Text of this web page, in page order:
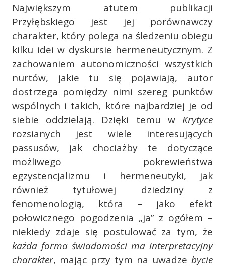
Największym atutem publikacji
Przyłębskiego jest jej porównawczy
charakter, który polega na śledzeniu obiegu
kilku idei w dyskursie hermeneutycznym. Z
zachowaniem autonomiczności wszystkich
nurtów, jakie tu się pojawiają, autor
dostrzega pomiędzy nimi szereg punktów
wspólnych i takich, które najbardziej je od
siebie oddzielają. Dzięki temu w Krytyce
rozsianych jest wiele interesujących
passusów, jak chociażby te dotyczące
możliwego pokrewieństwa
egzystencjalizmu i hermeneutyki, jak
również tytułowej dziedziny z
fenomenologią, która – jako efekt
połowicznego pogodzenia „ja” z ogółem –
niekiedy zdaje się postulować za tym, że
każda forma świadomości ma interpretacyjny
charakter, mając przy tym na uwadze bycie